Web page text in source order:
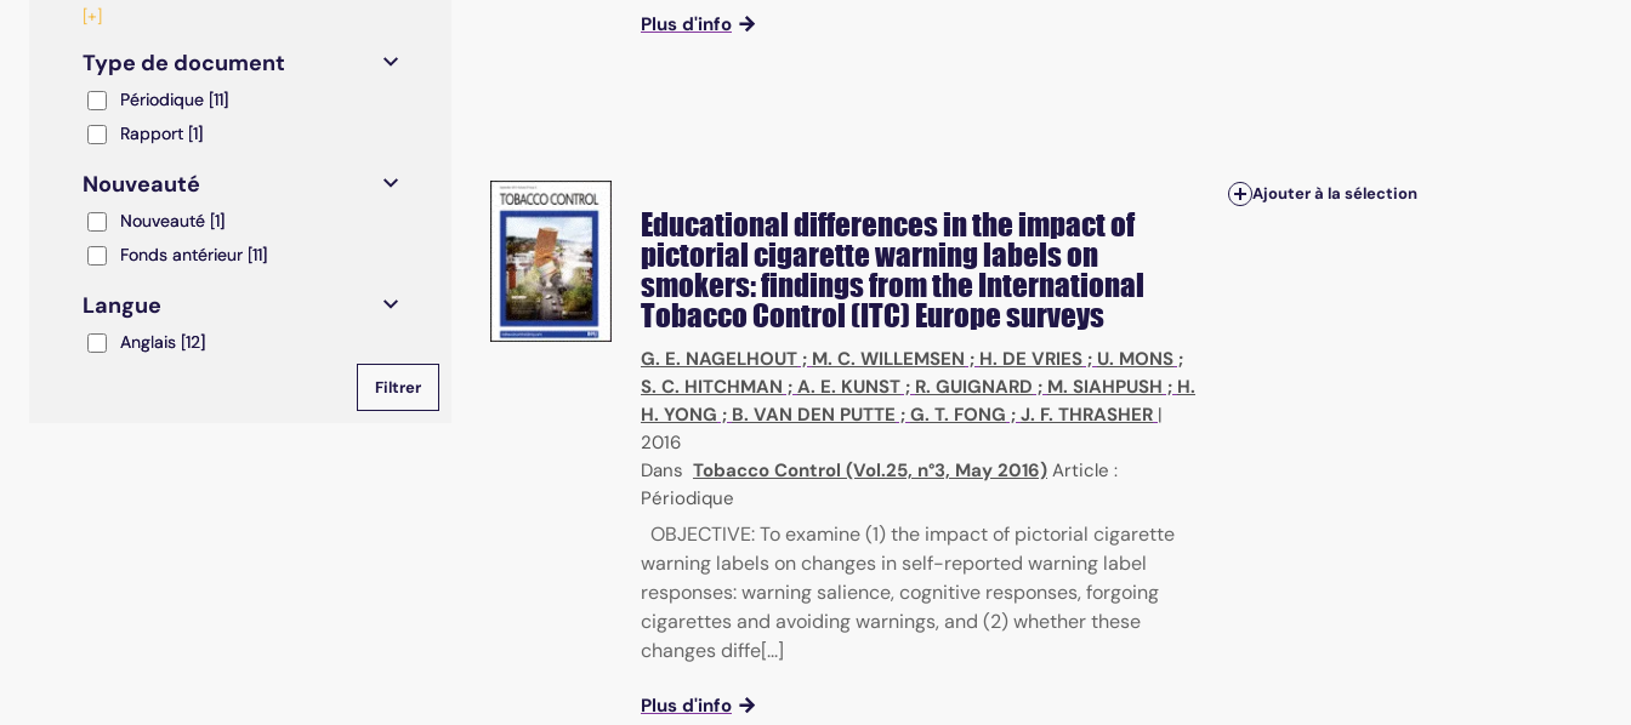
[+]
Type de document
Périodique
Périodique [11]
RapportRapport [1]
Nouveauté
Nouveauté
Nouveauté [1]
Fonds antérieur
Fonds antérieur [11]
Langue
AnglaisAnglais [12]
Plus d'info
Educational differences in the impact of
pictorial cigarette warning labels on
smokers: findings from the International
Tobacco Control (ITC) Europe surveys
G. E. NAGELHOUT ; M. C. WILLEMSEN ; H. DE VRIES ; U. MONS ;
S. C. HITCHMAN ; A. E. KUNST ; R. GUIGNARD ; M. SIAHPUSH ; H.
H. YONG ; B. VAN DEN PUTTE ; G. T. FONG ; J. F. THRASHER |
2016
Dans Tobacco Control (Vol.25, n°3, May 2016) Article :
Périodique
OBJECTIVE: To examine (1) the impact of pictorial cigarette
warning labels on changes in self-reported warning label
responses: warning salience, cognitive responses, forgoing
cigarettes and avoiding warnings, and (2) whether these
changes diffe[...]
Plus d'info
Ajouter à la sélection